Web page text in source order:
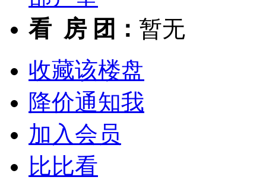
看 房 团： 暂无
收藏该楼盘
降价通知我
加入会员
比比看